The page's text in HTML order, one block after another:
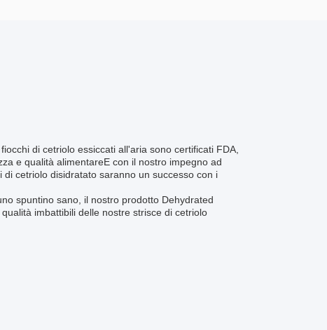
di cetriolo essiccati all'aria sono certificati FDA,
e qualità alimentareE con il nostro impegno ad
cetriolo disidratato saranno un successo con i
spuntino sano, il nostro prodotto Dehydrated
imbattibili delle nostre strisce di cetriolo